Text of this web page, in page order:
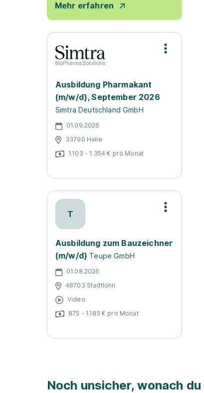
Mehr erfahren
Ausbildung Pharmakant
(m/w/d), September 2026
Simtra Deutschland GmbH
01.09.2026
33790 Halle
1.103 - 1.354 € pro Monat
T
Ausbildung zum Bauzeichner
(m/w/d) Teupe GmbH
01.08.2026
48703 Stadtlohn
Video
875 - 1.185 € pro Monat
Noch unsicher, wonach